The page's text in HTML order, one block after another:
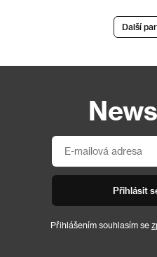
Další
Přihlásit
Přihlášením souhlasím se